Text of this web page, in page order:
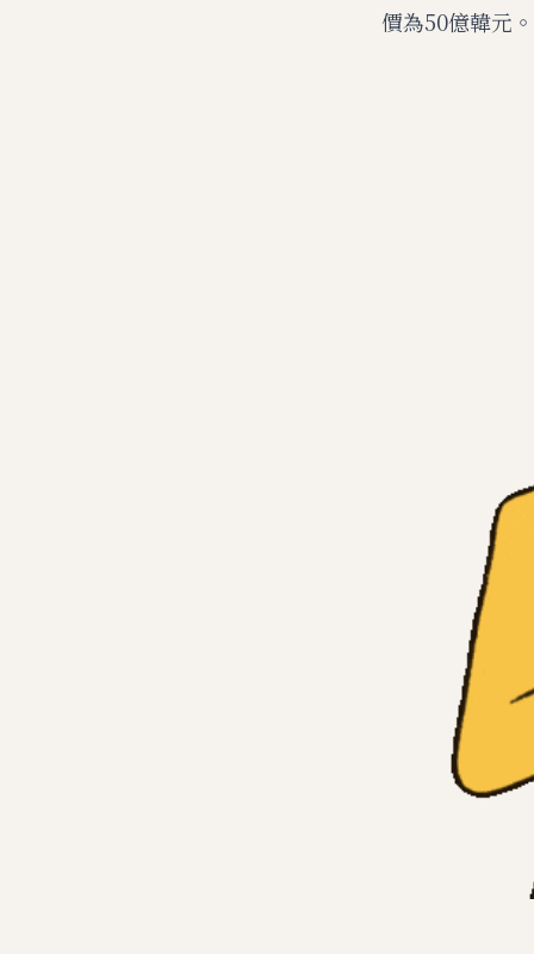
價為50億韓元。